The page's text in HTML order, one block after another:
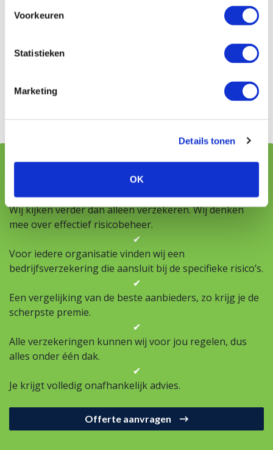
Voorkeuren
Statistieken
Marketing
Details tonen
OK
Als adviseur houden wij jouw verzekeringen in het oog,
houdt van ontwikkelingen bij jouw bedrijf. Zo kunnen
✔
Wij kijken verder dan alleen verzekeren. Wij denken
mee over effectief risicobeheer.
✔
Voor iedere organisatie vinden wij een
bedrijfsverzekering die aansluit bij de specifieke risico’s.
✔
Een vergelijking van de beste aanbieders, zo krijg je de
scherpste premie.
✔
Alle verzekeringen kunnen wij voor jou regelen, dus
alles onder één dak.
✔
Je krijgt volledig onafhankelijk advies.
Offerte aanvragen